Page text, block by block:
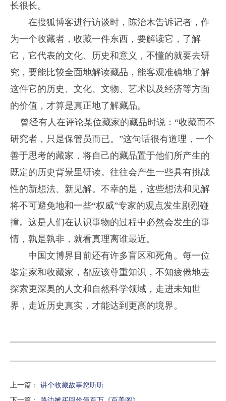
长很长。
在搜狐博客进行访谈时，陈治木告诉记者，作
为一个收藏者，收藏一件东西，要解读它，了解
它，它代表的文化、历史和意义，不懂的就要去研
究，要能比较全面地解读藏品，能客观准确地了解
这件它的历史、文化、文物、艺术以及经济等方面
的价值，才算是真正地了解藏品。
曾经有人在评论某位藏家的藏品时说：“收藏而不
研究者，只是保管员而已。”这句话很有道理，一个
善于思考的藏家，将自己的藏品置于他们所产生的
既定的历史背景里研读。往往会产生一些具有挑战
性的新想法、新见解。不幸的是，这些想法和见解
将不可避免地和一些“权威”专家的观点发生剧烈碰
撞。这是人们在认识事物的过程中必然会发生的事
情，孰是孰非，就看真理离谁最近。
中国文博界目前还有许多盲区和死角。每一位
鉴定家和收藏家，都应该尊重知识，不知疲倦地去
探索更深奥的人文和自然科学领域，走进未知世
界，走近历史真实，才能达到更高的境界。
上一篇 ： 讲个收藏故事您听听